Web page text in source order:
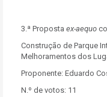
3.ª Proposta ex-aequo
Construção de Parque
Melhoramentos dos
Proponente: Eduardo
N.º de votos: 11